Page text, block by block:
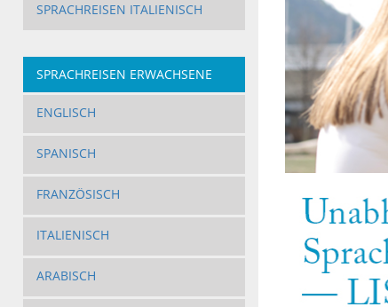
SPRACHREISEN ITALIENISCH
SPRACHREISEN ERWACHSENE
ENGLISCH
SPANISCH
FRANZÖSISCH
ITALIENISCH
ARABISCH